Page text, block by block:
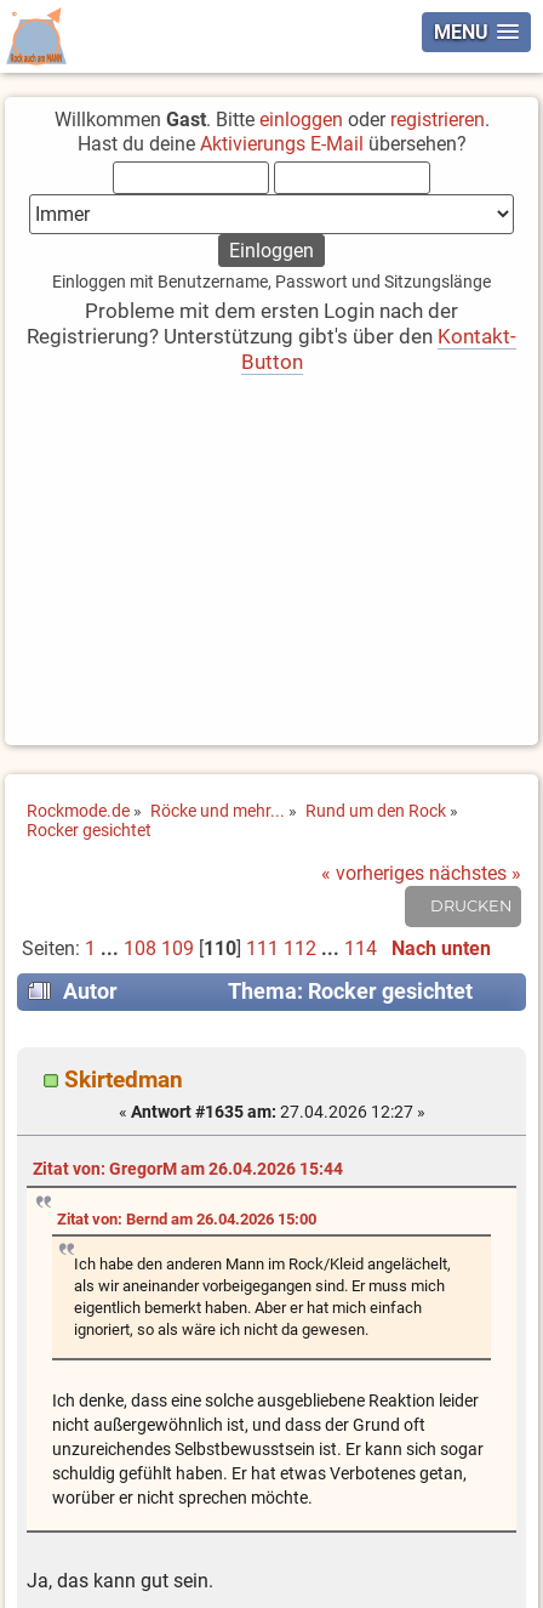
MENU
Willkommen Gast. Bitte einloggen oder registrieren.
Hast du deine Aktivierungs E-Mail übersehen?
Einloggen mit Benutzername, Passwort und Sitzungslänge
Probleme mit dem ersten Login nach der
Registrierung? Unterstützung gibt's über den Kontakt-
Button
Rockmode.de » Röcke und mehr... » Rund um den Rock »
Rocker gesichtet
« vorheriges nächstes »
DRUCKEN
Seiten: 1 ... 108 109 [110] 111 112 ... 114 Nach unten
Autor
Thema: Rocker gesichtet
Skirtedman
« Antwort #1635 am: 27.04.2026 12:27 »
Zitat von: GregorM am 26.04.2026 15:44
Zitat von: Bernd am 26.04.2026 15:00
Ich habe den anderen Mann im Rock/Kleid angelächelt,
als wir aneinander vorbeigegangen sind. Er muss mich
eigentlich bemerkt haben. Aber er hat mich einfach
ignoriert, so als wäre ich nicht da gewesen.
Ich denke, dass eine solche ausgebliebene Reaktion leider
nicht außergewöhnlich ist, und dass der Grund oft
unzureichendes Selbstbewusstsein ist. Er kann sich sogar
schuldig gefühlt haben. Er hat etwas Verbotenes getan,
worüber er nicht sprechen möchte.
Ja, das kann gut sein.